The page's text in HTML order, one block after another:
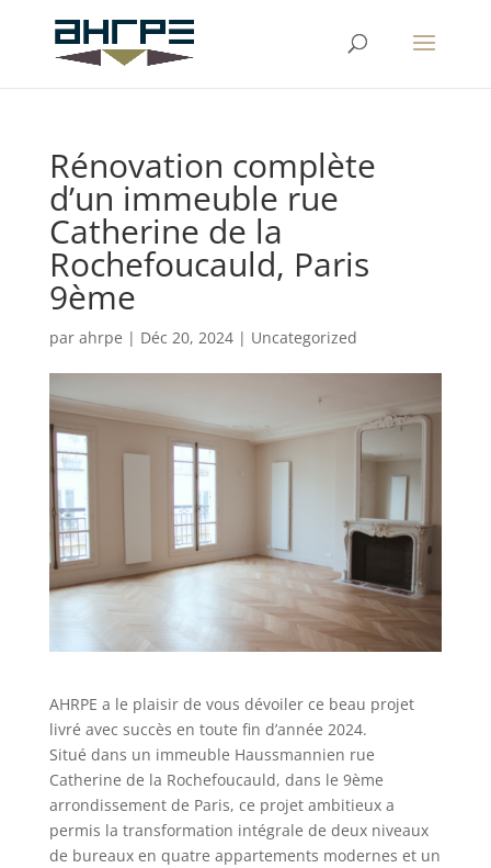
Rénovation complète
d’un immeuble rue
Catherine de la
Rochefoucauld, Paris
9ème
par ahrpe | Déc 20, 2024| Uncategorized
AHRPE a le plaisir de vous dévoiler ce beau projet
livré avec succès en toute fin d’année 2024.
Situé dans un immeuble Haussmannien rue
Catherine de la Rochefoucauld, dans le 9ème
arrondissement de Paris, ce projet ambitieux a
permis la transformation intégrale de deux niveaux
de bureaux en quatre appartements modernes et un